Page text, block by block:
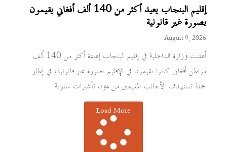
إقليم البنجاب يعيد أكثر من 140 ألف أفغاني يقيمون
بصورة غير قانونية
August 9, 2026
أعلنت وزارة الداخلية في إقليم البنجاب إعادة أكثر من 140 ألف
مواطن أفغاني كانوا يقيمون في الإقليم بصورة غير قانونية، في إطار
حملة تستهدف الأجانب المقيمين من دون تأشيرات سارية
Load More